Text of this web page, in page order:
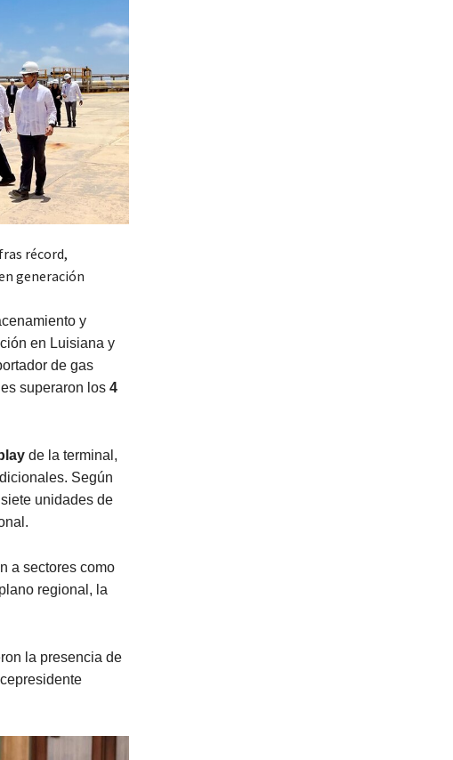
récord,
generación
y
en Luisiana y
de gas
superaron los 4
de la terminal,
Según
unidades de
a sectores como
regional, la
la presencia de